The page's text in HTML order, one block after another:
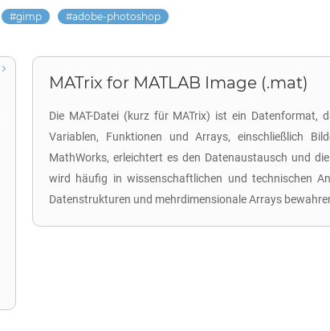
gimp adobe-photoshop
MATrix for MATLAB Image (.mat)
Die MAT-Datei (kurz für MATrix) ist ein Datenformat,
Variablen, Funktionen und Arrays, einschließlich
MathWorks, erleichtert es den Datenaustausch und
wird häufig in wissenschaftlichen und technischen
Datenstrukturen und mehrdimensionale Arrays